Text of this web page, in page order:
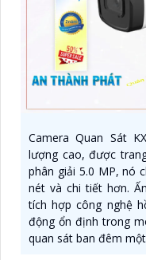
Camera Quan Sát
lượng cao, được
phân giải 5.0 MP, nó
nét và chi tiết hơn.
tích hợp công nghệ
động ổn định trong
quan sát ban đêm